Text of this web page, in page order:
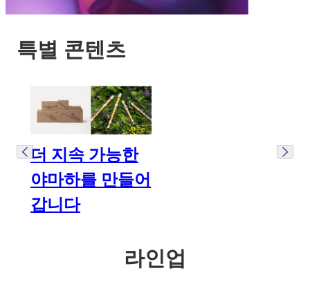
특별 콘텐츠
더 지속 가능한
야마하를 만들어
갑니다
라인업